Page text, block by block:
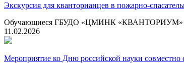
Экскурсия для кванторианцев в пожарно-
Обучающиеся ГБУДО «ЦМИНК «КВАНТОРИУМ»
11.02.2026
Мероприятие ко Дню российской науки